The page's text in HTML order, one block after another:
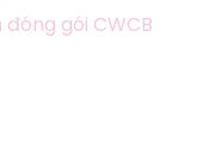
đóng gói CWCB